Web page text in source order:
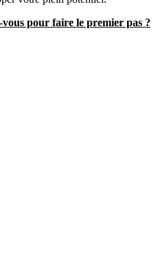
pour faire le premier pas ?